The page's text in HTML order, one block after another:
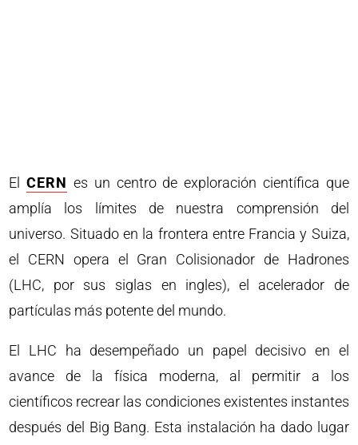
ElCERN es un centro de exploración científica que
amplía los límites de nuestra comprensión del
universo. Situado en la frontera entre Francia y Suiza,
el CERN opera el Gran Colisionador de Hadrones
(LHC, por sus siglas en ingles), el acelerador de
partículas más potente del mundo.
El LHC ha desempeñado un papel decisivo en el
avance de la física moderna, al permitir a los
científicos recrear las condiciones existentes instantes
después del Big Bang. Esta instalación ha dado lugar